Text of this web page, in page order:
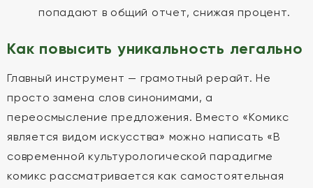
попадают в общий отчет, снижая процент.
Как повысить уникальность легально
Главный инструмент — грамотный рерайт. Не
просто замена слов синонимами, а
переосмысление предложения. Вместо «Комикс
является видом искусства» можно написать «В
современной культурологической парадигме
комикс рассматривается как самостоятельная